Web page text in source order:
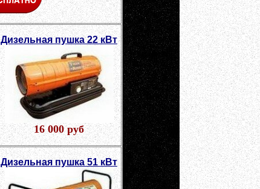
Дизельная пушка 22 кВт
16 000 руб
Дизельная пушка 51 кВт